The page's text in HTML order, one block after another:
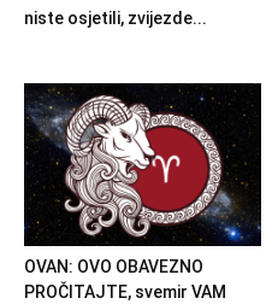
niste osjetili, zvijezde...
OVAN: OVO OBAVEZNO
PROČITAJTE, svemir VAM